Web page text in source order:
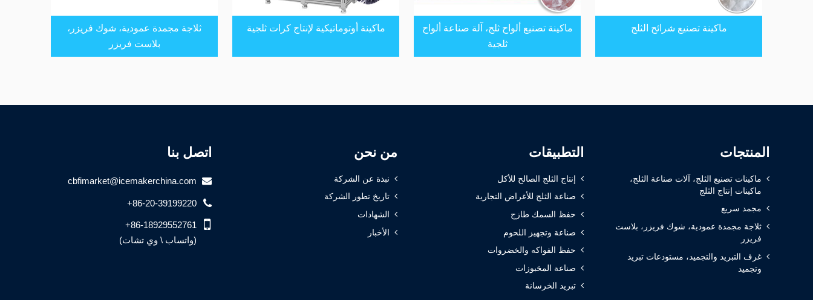
ماكينة تصنيع شرائح الثلج
ماكينة تصنيع ألواح ثلج، آلة صناعة ألواح
ثلجية
ماكينة أوتوماتيكية لإنتاج كرات ثلجية
ثلاجة مجمدة عمودية، شوك فريزر،
بلاست فريزر
المنتجات
ماكينات تصنيع الثلج، آلات صناعة الثلج،
ماكينات إنتاج الثلج
مجمد سريع
ثلاجة مجمدة عمودية، شوك فريزر، بلاست
فريزر
غرف التبريد والتجميد، مستودعات تبريد
وتجميد
التطبيقات
إنتاج الثلج الصالح للأكل
صناعة الثلج للأغراض التجارية
حفظ السمك طازج
صناعة وتجهيز اللحوم
حفظ الفواكه والخضروات
صناعة المخبوزات
تبريد الخرسانة
من نحن
نبذة عن الشركة
تاريخ تطور الشركة
الشهادات
الأخبار
اتصل بنا
cbfimarket@icemakerchina.com
+86-20-39199220
+86-18929552761
(واتساب \ وي تشات)